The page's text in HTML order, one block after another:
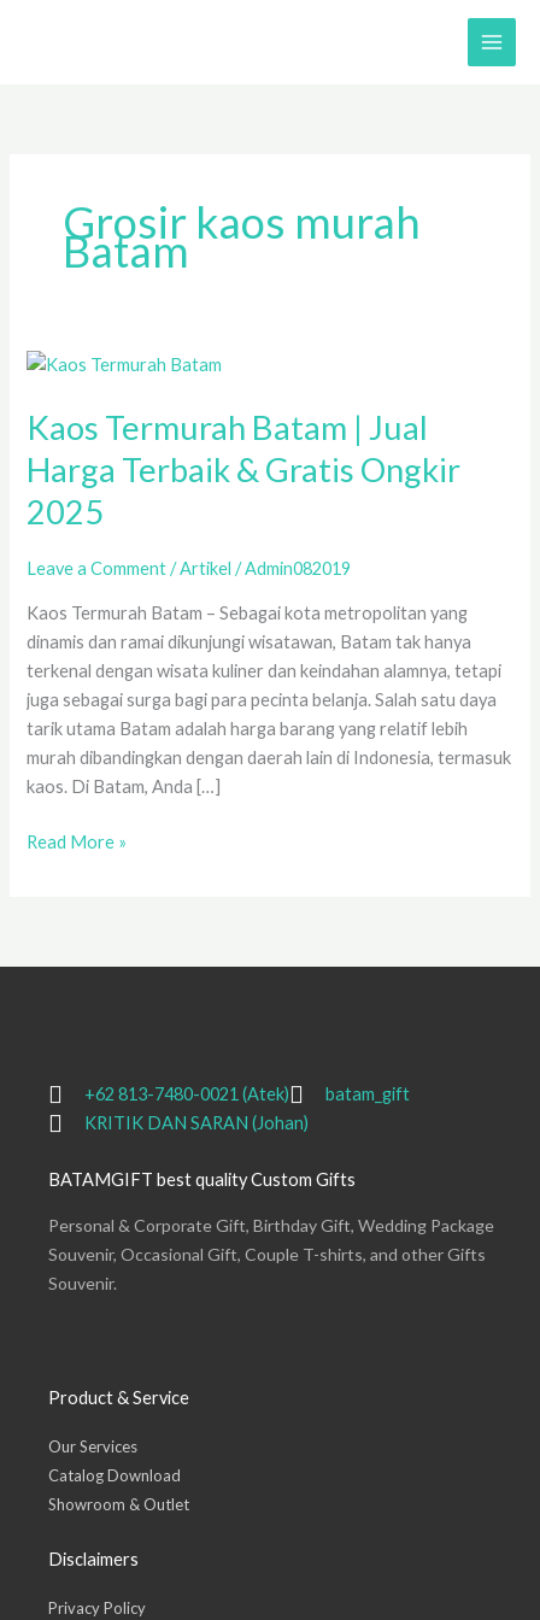
Grosir kaos murah
Batam
Kaos Termurah Batam | Jual
Harga Terbaik & Gratis Ongkir
2025
Leave a Comment /Artikel /Admin082019
Kaos Termurah Batam – Sebagai kota metropolitan yang
dinamis dan ramai dikunjungi wisatawan, Batam tak hanya
terkenal dengan wisata kuliner dan keindahan alamnya, tetapi
juga sebagai surga bagi para pecinta belanja. Salah satu daya
tarik utama Batam adalah harga barang yang relatif lebih
murah dibandingkan dengan daerah lain di Indonesia, termasuk
kaos. Di Batam, Anda […]
Kaos
Batam
Jual
Harga
&
Ongkir
2025
Read More »
+62 813-7480-0021 (Atek)
batam_gift
KRITIK DAN SARAN (Johan)
BATAMGIFT best quality Custom Gifts
Personal & Corporate Gift, Birthday Gift, Wedding Package
Souvenir, Occasional Gift, Couple T-shirts, and other Gifts
Souvenir.
Product & Service
Our Services
Catalog Download
Showroom & Outlet
Disclaimers
Privacy Policy